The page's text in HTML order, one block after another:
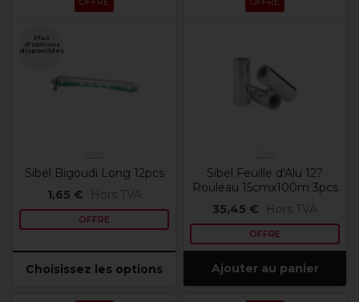
Plus
d'options
disponibles
Sibel Bigoudi Long 12pcs
1,65 €
Hors TVA
OFFRE
Choisissez les options
Sibel Feuille d'Alu 12?
Rouleau 15cmx100m 3pcs
35,45 €
Hors TVA
OFFRE
Ajouter au panier